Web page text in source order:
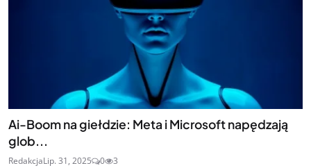
Ai-Boom na giełdzie: Meta i Microsoft napędzają
glob...
RedakcjaLip. 31, 2025 0 3